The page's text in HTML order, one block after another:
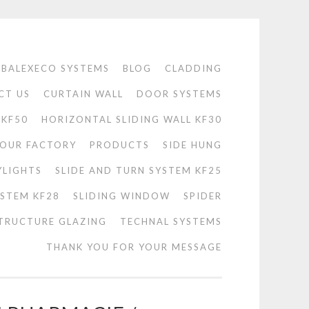
BALEXECO SYSTEMS BLOG CLADDING
US CURTAIN WALL DOOR SYSTEMS
HORIZONTAL SLIDING WALL KF30
OUR FACTORY PRODUCTS SIDE HUNG
SLIDE AND TURN SYSTEM KF25
KF28 SLIDING WINDOW SPIDER
GLAZING TECHNAL SYSTEMS
THANK YOU FOR YOUR MESSAGE